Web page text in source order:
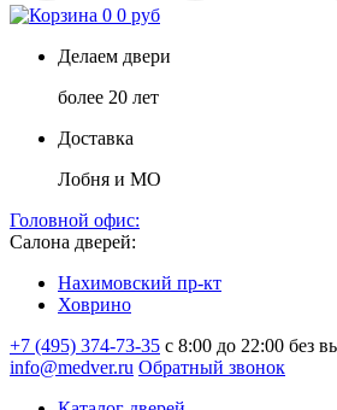
0 0 руб
Делаем двери
более 20 лет
Доставка
Лобня и МО
Головной офис:
Салона дверей:
Нахимовский пр-кт
Ховрино
+7 (495) 374-73-35 с 8:00 до 22:00 без
info@medver.ru Обратный звонок